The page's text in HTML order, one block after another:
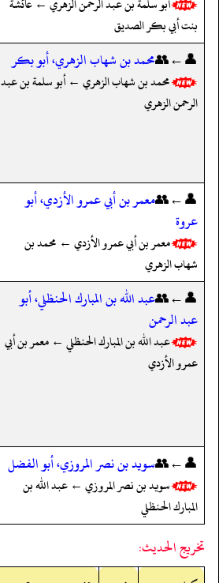
بنت أبي بكر الصديق
👤←👥محمد بن شهاب الزهري، أبو بكر
محمد بن شهاب الزهري ← أبو سلمة بن عبد
الرحمن الزهري
👤←👥معمر بن أبي عمرو الأزدي، أبو
عروة
معمر بن أبي عمرو الأزدي ← محمد بن
شهاب الزهري
👤←👥عبد الله بن المبارك الحنظلي، أبو
عبد الرحمن
عبد الله بن المبارك الحنظلي ← معمر بن أبي
عمرو الأزدي
👤←👥سويد بن نصر المروزي، أبو الفضل
سويد بن نصر المروزي ← عبد الله بن
المبارك الحنظلي
تخريج الحديث: